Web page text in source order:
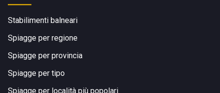
Stabilimenti balneari
Spiagge per regione
Spiagge per provincia
Spiagge per tipo
Spiagge per località più popolari